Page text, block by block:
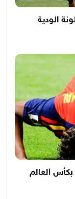
الودية
بكأس العالم